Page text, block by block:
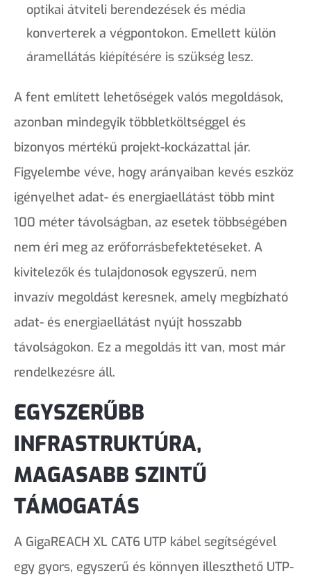
optikai átviteli berendezések és média
konverterek a végpontokon. Emellett külön
áramellátás kiépítésére is szükség lesz.
A fent említett lehetőségek valós megoldások,
azonban mindegyik többletköltséggel és
bizonyos mértékű projekt-kockázattal jár.
Figyelembe véve, hogy arányaiban kevés eszköz
igényelhet adat- és energiaellátást több mint
100 méter távolságban, az esetek többségében
nem éri meg az erőforrásbefektetéseket. A
kivitelezők és tulajdonosok egyszerű, nem
invazív megoldást keresnek, amely megbízható
adat- és energiaellátást nyújt hosszabb
távolságokon. Ez a megoldás itt van, most már
rendelkezésre áll.
EGYSZERŰBB
INFRASTRUKTÚRA,
MAGASABB SZINTŰ
TÁMOGATÁS
A GigaREACH XL CAT6 UTP kábel segítségével
egy gyors, egyszerű és könnyen illeszthető UTP-